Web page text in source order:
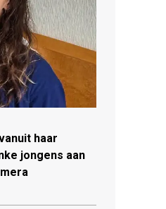
haar
jongens aan